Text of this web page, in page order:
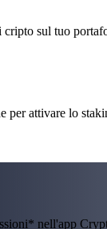
cripto sul tuo
per attivare lo
nell'app